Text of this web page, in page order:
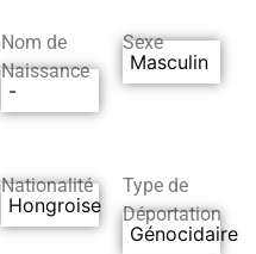
Nom de
Naissance
-
Sexe
Masculin
Nationalité
Hongroise
Type de
Déportation
Génocidaire